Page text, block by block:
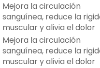
Mejora la circulación
sanguínea, reduce la
muscular y alivia el dolor
Mejora la circulación
sanguínea, reduce la
muscular y alivia el dolor